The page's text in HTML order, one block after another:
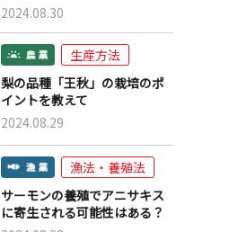
2024.08.30
生産方法
梨の品種「王秋」の栽培のポ
イントを教えて
2024.08.29
漁法・養殖法
サーモンの養殖でアニサキス
に寄生される可能性はある？